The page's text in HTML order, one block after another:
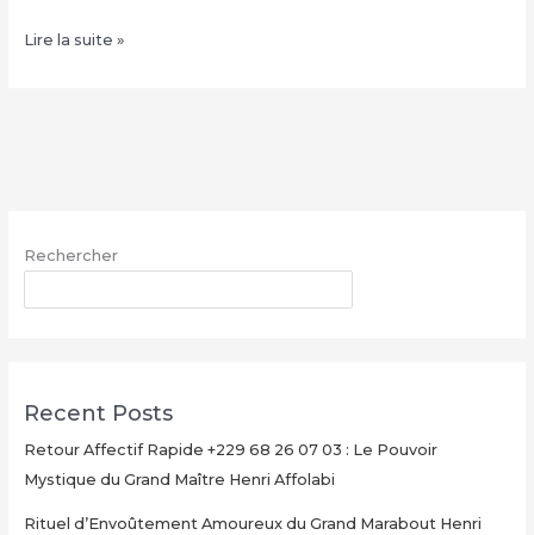
Retour
:
Pouvoir
Maître
Henri
Affolabi
Lire la suite »
Rechercher
Recent Posts
Retour Affectif Rapide +229 68 26 07 03 : Le Pouvoir
Mystique du Grand Maître Henri Affolabi
Rituel d’Envoûtement Amoureux du Grand Marabout Henri